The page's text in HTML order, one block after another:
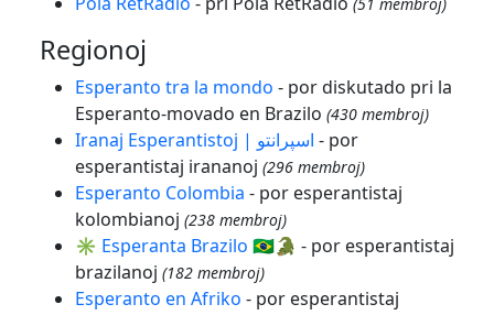
Regionoj
Esperanto tra la mondo - por diskutado pri la
Esperanto-movado en Brazilo (430 membroj)
Iranaj Esperantistoj | اسپرانتو - por
esperantistaj irananoj (296 membroj)
Esperanto Colombia - por esperantistaj
kolombianoj (238 membroj)
✳️ Esperanta Brazilo 🇧🇷🐊 - por esperantistaj
brazilanoj (182 membroj)
Esperanto en Afriko - por esperantistaj